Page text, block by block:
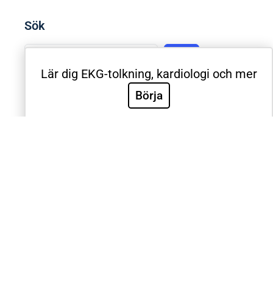
Sök
Lär dig EKG-tolkning, kardiologi och mer
Börja